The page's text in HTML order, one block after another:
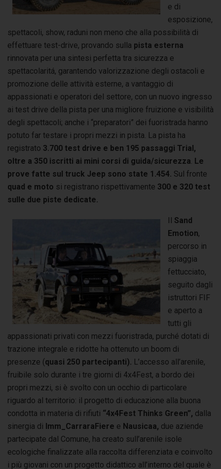
e di
esposizione,
spettacoli, show, raduni non meno che alla possibilità di
effettuare test-drive, provando sulla pista esterna
rinnovata per una sintesi perfetta tra sicurezza e
spettacolaritá, garantendo valorizzazione degli ostacoli e
promozione delle attività esterne, a vantaggio di
appassionati e operatori del settore, con un nuovo ingresso
ai test drive della pista per una migliore fruizione e visibilità
degli spettacoli; anche i “preparatori” dei fuoristrada hanno
potuto far testare i propri mezzi in pista. La pista ha
registrato 3.700 test drive e ben 195 passaggi Trial,
oltre a 350 iscritti ai mini corsi di guida/sicurezza Le
prove fatte sul truck Jeep sono state 1.454. Sul fronte
quad e moto si registrano rispettivamente 300 e 320 test
sulle due piste dedicate.
Il Sand
Emotion,
percorso in
spiaggia
fettucciato,
seguito dagli
istruttori FIF
e aperto a
tutti gli
appassionati privati con mezzi fuoristrada, purché dotati di
trazione integrale e ridotte ha ottenuto un boom di
presenze (quasi 250 partecipanti). L’accesso all’arenile,
fruibile solo durante i tre giorni di 4x4Fest, a bordo dei
propri mezzi, si è svolto con un occhio di particolare
riguardo al territorio: il progetto di educazione alla buona
condotta in materia di rifiuti “4x4Fest Thinks Green”, dalla
sinergia di Imm_CarraraFiere e Nausicaa, due aziende
partecipate dal Comune, ha creato sull’arenile isole
ecologiche finalizzate alla raccolta differenziata e coinvolto
i più giovani con un progetto didattico all’interno del quale è